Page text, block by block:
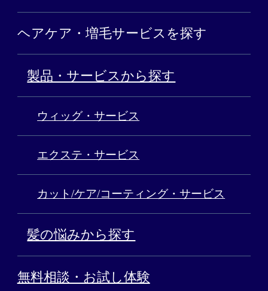
ヘアケア・増毛サービスを探す
製品・サービスから探す
ウィッグ・サービス
エクステ・サービス
カット/ケア/コーティング・サービス
髪の悩みから探す
無料相談・お試し体験